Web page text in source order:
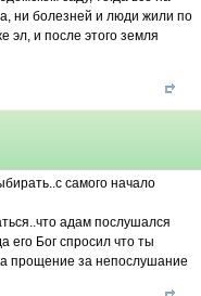
ни болезней и люди жили по
эл, и после этого земля
самого начало
адам послушался
его Бог спросил что ты
прощение за непослушание